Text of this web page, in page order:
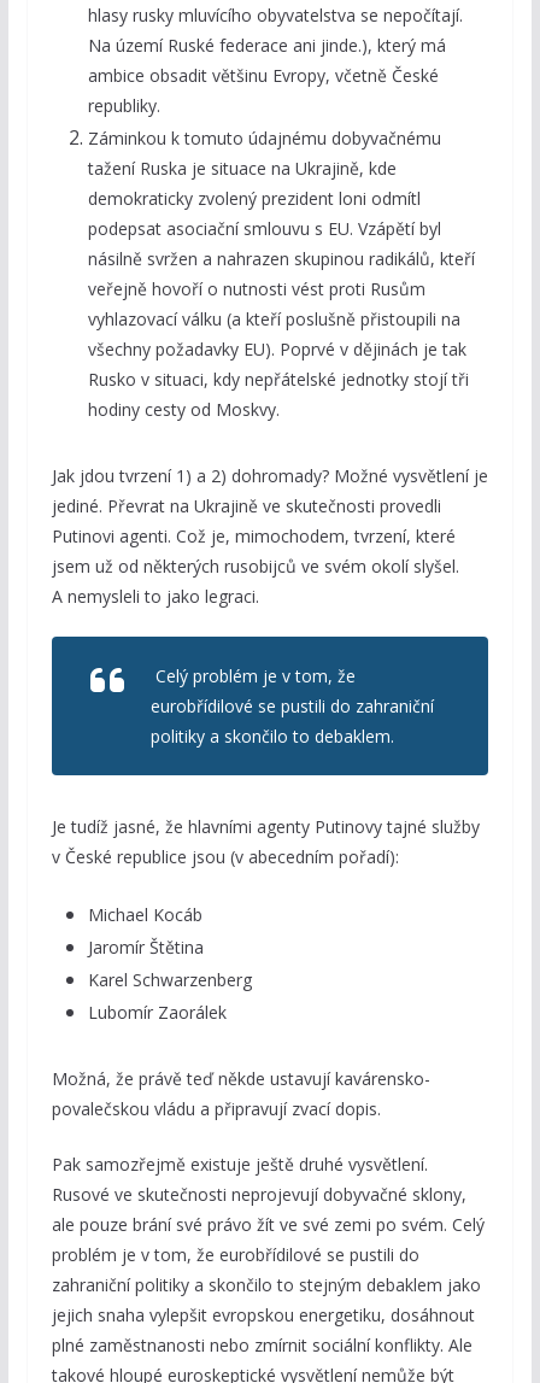
hlasy rusky mluvícího obyvatelstva se nepočítají.
Na území Ruské federace ani jinde.), který má
ambice obsadit většinu Evropy, včetně České
republiky.
Záminkou k tomuto údajnému dobyvačnému
tažení Ruska je situace na Ukrajině, kde
demokraticky zvolený prezident loni odmítl
podepsat asociační smlouvu s EU. Vzápětí byl
násilně svržen a nahrazen skupinou radikálů, kteří
veřejně hovoří o nutnosti vést proti Rusům
vyhlazovací válku (a kteří poslušně přistoupili na
všechny požadavky EU). Poprvé v dějinách je tak
Rusko v situaci, kdy nepřátelské jednotky stojí tři
hodiny cesty od Moskvy.
Jak jdou tvrzení 1) a 2) dohromady? Možné vysvětlení je
jediné. Převrat na Ukrajině ve skutečnosti provedli
Putinovi agenti. Což je, mimochodem, tvrzení, které
jsem už od některých rusobijců ve svém okolí slyšel.
A nemysleli to jako legraci.
Celý problém je v tom, že
eurobřídilové se pustili do zahraniční
politiky a skončilo to debaklem.
Je tudíž jasné, že hlavními agenty Putinovy tajné služby
v České republice jsou (v abecedním pořadí):
Michael Kocáb
Jaromír Štětina
Karel Schwarzenberg
Lubomír Zaorálek
Možná, že právě teď někde ustavují kavárensko-
povalečskou vládu a připravují zvací dopis.
Pak samozřejmě existuje ještě druhé vysvětlení.
Rusové ve skutečnosti neprojevují dobyvačné sklony,
ale pouze brání své právo žít ve své zemi po svém. Celý
problém je v tom, že eurobřídilové se pustili do
zahraniční politiky a skončilo to stejným debaklem jako
jejich snaha vylepšit evropskou energetiku, dosáhnout
plné zaměstnanosti nebo zmírnit sociální konflikty. Ale
takové hloupé euroskeptické vysvětlení nemůže být